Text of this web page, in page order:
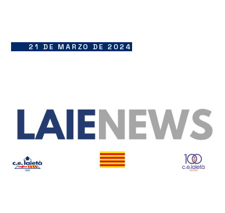
21 DE MARZO DE 2024